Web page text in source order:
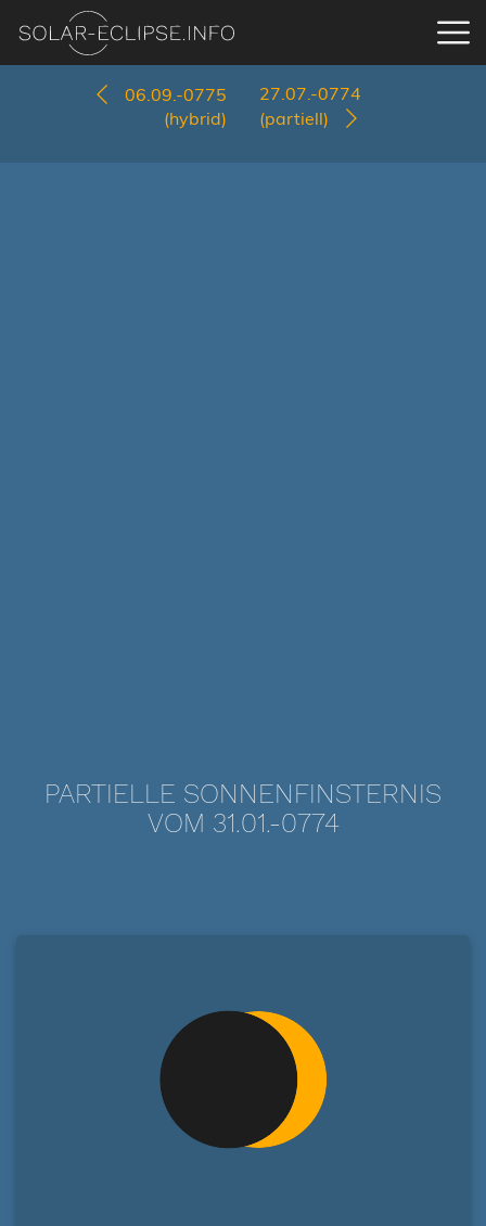
06.09.-0775
(hybrid)
27.07.-0774
(partiell)
PARTIELLE SONNENFINSTERNIS
VOM 31.01.-0774